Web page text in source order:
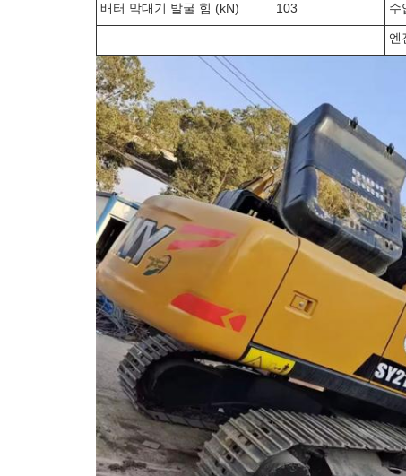
배터 막대기 발굴 힘 (kN) 103 수
엔